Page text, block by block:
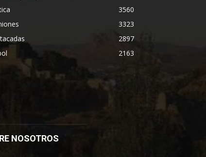
3560
3323
2897
2163
NOSOTROS